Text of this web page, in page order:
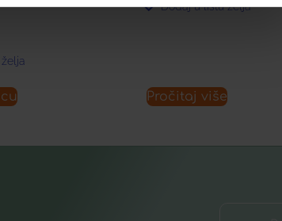
Dodaj u listu želja
Pročitaj više